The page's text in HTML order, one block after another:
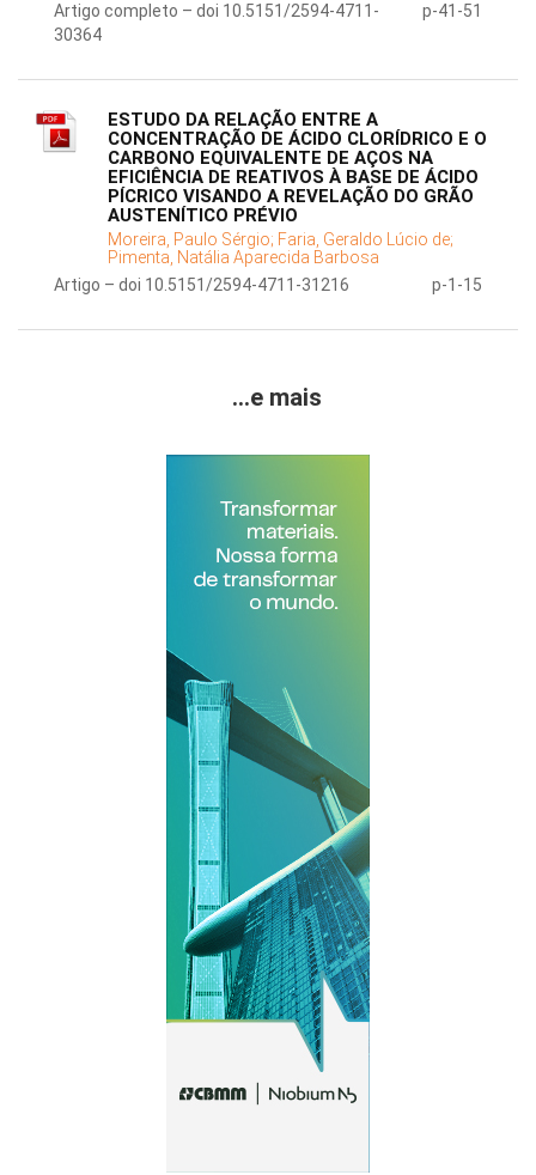
Artigo completo – doi 10.5151/2594-4711-
30364
p-41-51
ESTUDO DA RELAÇÃO ENTRE A
CONCENTRAÇÃO DE ÁCIDO CLORÍDRICO E O
CARBONO EQUIVALENTE DE AÇOS NA
EFICIÊNCIA DE REATIVOS À BASE DE ÁCIDO
PÍCRICO VISANDO A REVELAÇÃO DO GRÃO
AUSTENÍTICO PRÉVIO
Moreira, Paulo Sérgio; Faria, Geraldo Lúcio de;
Pimenta, Natália Aparecida Barbosa
Artigo – doi 10.5151/2594-4711-31216
p-1-15
...e mais